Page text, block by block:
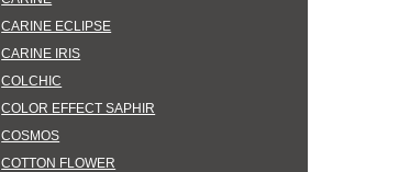
CARINE ECLIPSE
CARINE IRIS
COLCHIC
COLOR EFFECT SAPHIR
COSMOS
COTTON FLOWER